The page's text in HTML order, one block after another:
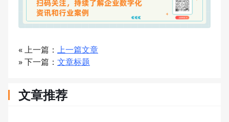
« 上一篇： 上一篇文章
» 下一篇： 文章标题
文章推荐